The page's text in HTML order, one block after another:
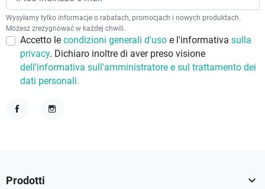
Wysyłamy tylko informacje o rabatach, promocjach i nowych produktach.
Możesz zrezygnować w każdej chwili.
Accetto le condizioni generali d'uso e l'informativa sulla
privacy. Dichiaro inoltre di aver preso visione
dell'informativa sull'amministratore e sul trattamento dei
dati personali.
Prodotti 